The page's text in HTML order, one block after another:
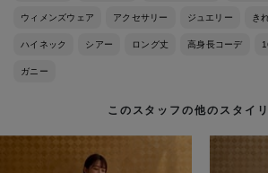
ウィメンズウェア アクセサリー ジュエリー き
ハイネック シアー ロング丈 高身長コーデ
ガニー
このスタッフの他のスタイ